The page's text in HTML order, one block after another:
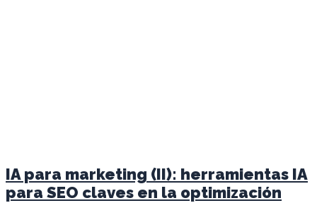
IA para marketing (II): herramientas IA
para SEO claves en la optimización